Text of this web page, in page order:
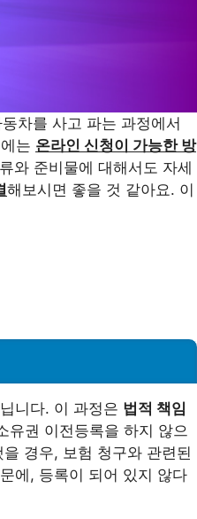
차를 사고 파는 과정에서
는 온라인 신청이 가능한 방
와 준비물에 대해서도 자세
해보시면 좋을 것 같아요. 이
니다. 이 과정은 법적 책임
유권 이전등록을 하지 않으
경우, 보험 청구와 관련된
에, 등록이 되어 있지 않다